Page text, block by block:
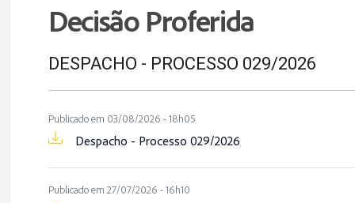
Decisão Proferida
DESPACHO - PROCESSO 029/2026
Publicado em 03/08/2026 - 18h05
Despacho - Processo 029/2026
Publicado em 27/07/2026 - 16h10